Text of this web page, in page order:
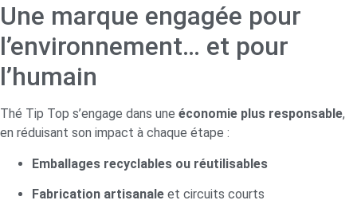
Une marque engagée pour
l’environnement… et pour
l’humain
Thé Tip Top s’engage dans une économie plus responsable,
en réduisant son impact à chaque étape :
Emballages recyclables ou réutilisables
Fabrication artisanale et circuits courts